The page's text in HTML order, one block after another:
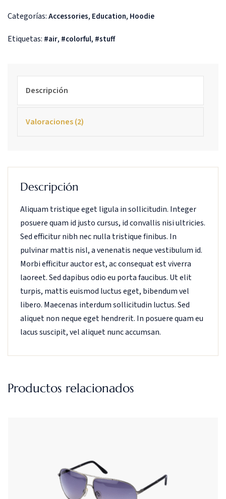
Categorías:Accessories, Education, Hoodie
Etiquetas: air, colorful, stuff
Descripción
Valoraciones (2)
Descripción
Aliquam tristique eget ligula in sollicitudin. Integer
posuere quam id justo cursus, id convallis nisi ultricies.
Sed efficitur nibh nec nulla tristique finibus. In
pulvinar mattis nisl, a venenatis neque vestibulum id.
Morbi efficitur auctor est, ac consequat est viverra
laoreet. Sed dapibus odio eu porta faucibus. Ut elit
turpis, mattis euismod luctus eget, bibendum vel
libero. Maecenas interdum sollicitudin luctus. Sed
aliquet non neque eget hendrerit. In posuere quam eu
lacus suscipit, vel aliquet nunc accumsan.
Productos relacionados